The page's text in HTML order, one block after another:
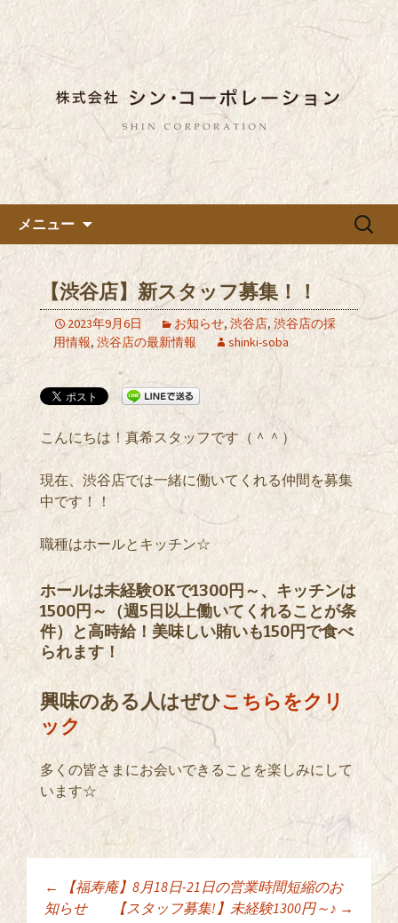
都内に5店舗展開している蕎麦
のお店「真希（しんき）」を運
営する「株式会社シン・コーポ
レーション」のブログ
東京都内に5店舗ある美味しい蕎麦のお
店「真希（しんき）」と運営の「株式
会社シン・コーポレーション」の新着
情報はこちら。店舗によって24時間営
業、宴会なども承っております。季節
のメニューも豊富にご用意。
メニュー
検
【渋谷店】新スタッフ募集！！
2023年9月6日 お知らせ, 渋谷店, 渋谷店の採
用情報, 渋谷店の最新情報 shinki-soba
こんにちは！真希スタッフです（＾＾）
現在、渋谷店では一緒に働いてくれる仲間を募集
中です！！
職種はホールとキッチン☆
ホールは未経験OKで1300円～、キッチンは
1500円～（週5日以上働いてくれることが条
件）と高時給！美味しい賄いも150円で食べ
られます！
興味のある人はぜひこちらをクリ
ック
多くの皆さまにお会いできることを楽しみにして
います☆
←
【福寿庵】8月18日-21日の営業時間短縮のお
知らせ
【スタッフ募集!】未経験1300円～♪ →